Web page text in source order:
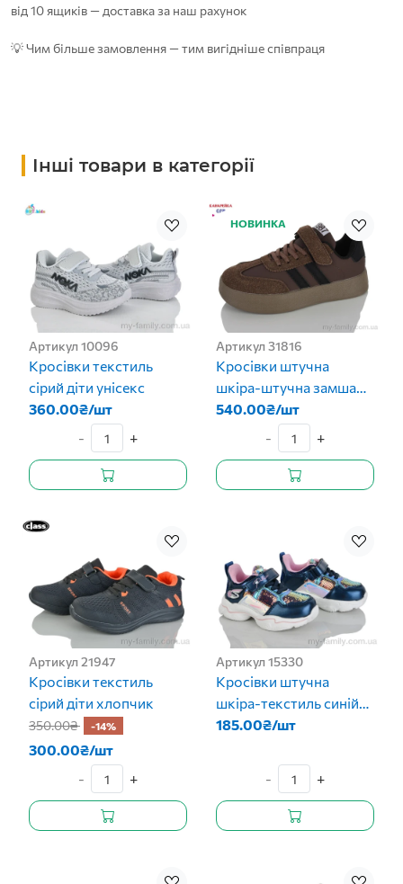
від 10 ящиків — доставка за наш рахунок
💡 Чим більше замовлення — тим вигідніше співпраця
Інші товари в категорії
Артикул 10096
Кросівки текстиль
сірий діти унісекс
360.00₴/шт
-
+
НОВИНКА
Артикул 31816
Кросівки штучна
шкіра-штучна замша
коричневий діти
540.00₴/шт
-
+
Артикул 21947
Кросівки текстиль
сірий діти хлопчик
350.00₴ -14%
300.00₴/шт
-
+
Артикул 15330
Кросівки штучна
шкіра-текстиль синій
діти дівчинка
185.00₴/шт
- +